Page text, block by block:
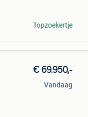
Topzoekertje
€ 69.950,-
Vandaag